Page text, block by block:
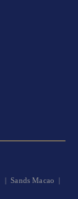
|Sands Macao |